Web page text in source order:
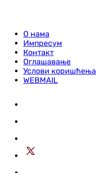
О нама
Импресум
Контакт
Оглашавање
Услови коришћења
WEBMAIL